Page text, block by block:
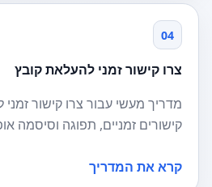
04
צרו קישור זמני להעלאת קובץ
מדריך מעשי עבור צרו קישור
קישורים זמניים, תפוגה וסיסמה
קרא את המדריך